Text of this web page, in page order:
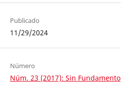
Publicado
11/29/2024
Número
Núm. 23 (2017): Sin Fundamento